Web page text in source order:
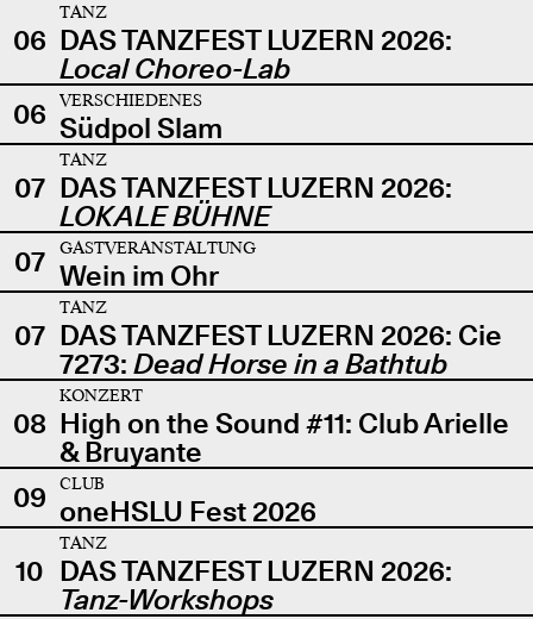
06
TANZ
DAS TANZFEST LUZERN 2026:
Local Choreo-Lab
06
VERSCHIEDENES
Südpol Slam
07
TANZ
DAS TANZFEST LUZERN 2026:
LOKALE BÜHNE
07
GASTVERANSTALTUNG
Wein im Ohr
07
TANZ
DAS TANZFEST LUZERN 2026: Cie
7273: Dead Horse in a Bathtub
08
KONZERT
High on the Sound #11: Club Arielle
& Bruyante
09
CLUB
oneHSLU Fest 2026
10
TANZ
DAS TANZFEST LUZERN 2026:
Tanz-Workshops